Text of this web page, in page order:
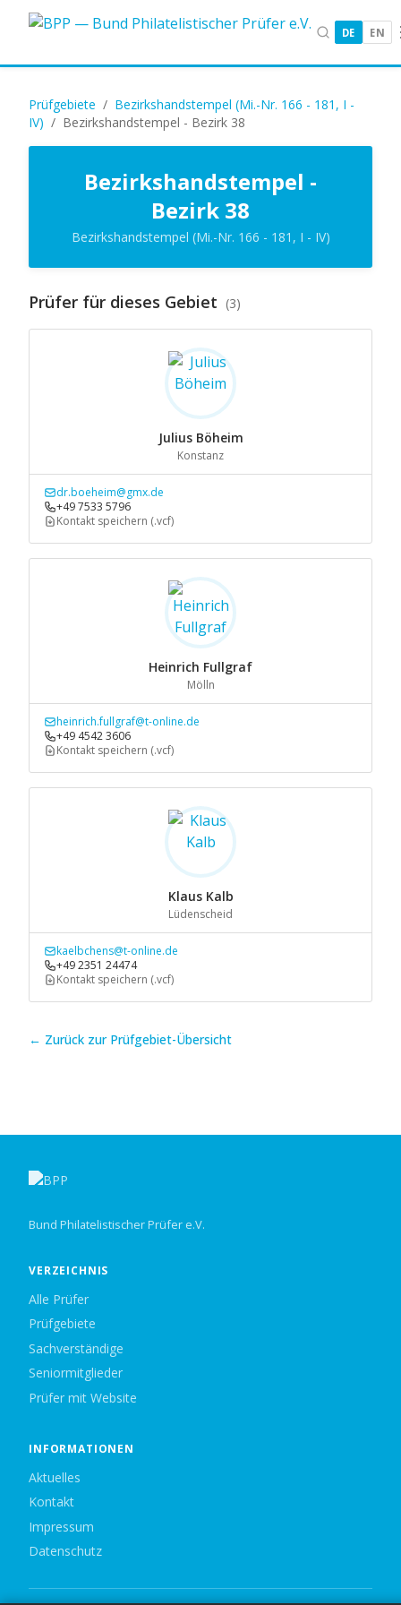
DE EN
Prüfgebiete / Bezirkshandstempel (Mi.-Nr. 166 - 181, I -
IV) / Bezirkshandstempel - Bezirk 38
Bezirkshandstempel -
Bezirk 38
Bezirkshandstempel (Mi.-Nr. 166 - 181, I - IV)
Prüfer für dieses Gebiet (3)
Julius Böheim
Konstanz
dr.boeheim@gmx.de
+49 7533 5796
Kontakt speichern (.vcf)
Heinrich Fullgraf
Mölln
heinrich.fullgraf@t-online.de
+49 4542 3606
Kontakt speichern (.vcf)
Klaus Kalb
Lüdenscheid
kaelbchens@t-online.de
+49 2351 24474
Kontakt speichern (.vcf)
← Zurück zur Prüfgebiet-Übersicht
Bund Philatelistischer Prüfer e.V.
VERZEICHNIS
Alle Prüfer
Prüfgebiete
Sachverständige
Seniormitglieder
Prüfer mit Website
INFORMATIONEN
Aktuelles
Kontakt
Impressum
Datenschutz